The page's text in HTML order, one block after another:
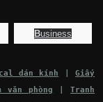
Business
dán kính |Giấy
văn phòng |Tranh